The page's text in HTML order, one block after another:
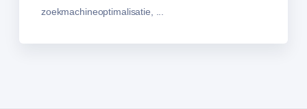
zoekmachineoptimalisatie, ...